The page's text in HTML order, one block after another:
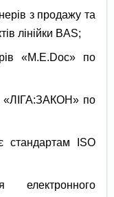
з продажу та
лінійки BAS;
«M.E.Doc» по
«ЛІГА:ЗАКОН» по
стандартам ISO